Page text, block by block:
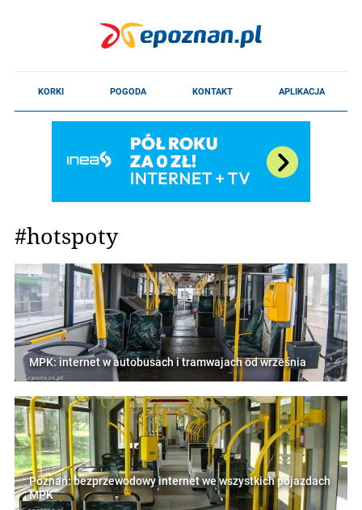
#hotspoty
MPK: internet w autobusach i tramwajach od września
Poznań: bezprzewodowy internet we wszystkich pojazdach
MPK